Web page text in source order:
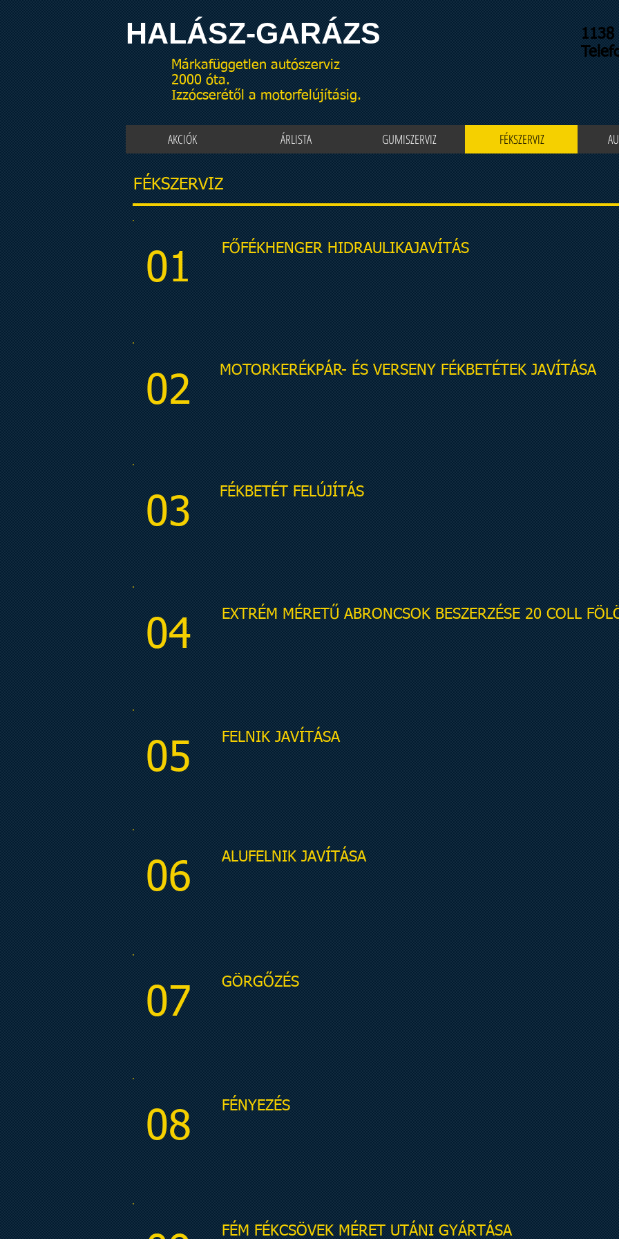
HALÁSZ-GARÁZS
Márkafüggetlen autószerviz
2000 óta.
Izzócserétől a motorfelújításig.
1138
AKCIÓK ÁRLISTA GUMISZERVIZ FÉKSZERVIZ
FÉKSZERVIZ
01 FŐFÉKHENGER HIDRAULIKAJAVÍTÁS
02
MOTORKERÉKPÁR- ÉS VERSENY FÉKBETÉTEK JAVÍTÁSA
03
FÉKBETÉT FELÚJÍTÁS
04
EXTRÉM MÉRETŰ ABRONCSOK BESZERZÉSE 20 COLL
05
FELNIK JAVÍTÁSA
06
ALUFELNIK JAVÍTÁSA
07
GÖRGŐZÉS
08
FÉNYEZÉS
FÉM FÉKCSÖVEK MÉRET UTÁNI GYÁRTÁSA